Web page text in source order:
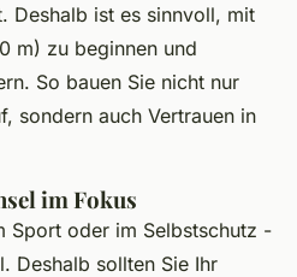
Deshalb ist es sinnvoll, mit
m) zu beginnen und
So bauen Sie nicht nur
sondern auch Vertrauen in
im Fokus
Sport oder im Selbstschutz -
Deshalb sollten Sie Ihr